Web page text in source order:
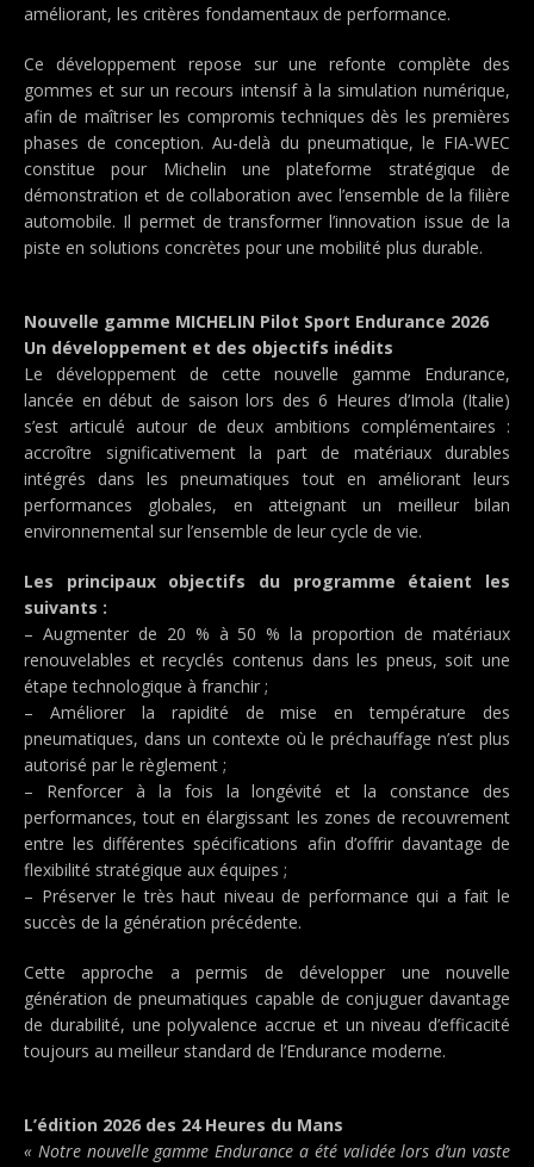
améliorant, les critères fondamentaux de performance.
Ce développement repose sur une refonte complète des
gommes et sur un recours intensif à la simulation numérique,
afin de maîtriser les compromis techniques dès les premières
phases de conception. Au-delà du pneumatique, le FIA-WEC
constitue pour Michelin une plateforme stratégique de
démonstration et de collaboration avec l’ensemble de la filière
automobile. Il permet de transformer l’innovation issue de la
piste en solutions concrètes pour une mobilité plus durable.
Nouvelle gamme MICHELIN Pilot Sport Endurance 2026
Un développement et des objectifs inédits
Le développement de cette nouvelle gamme Endurance,
lancée en début de saison lors des 6 Heures d’Imola (Italie)
s’est articulé autour de deux ambitions complémentaires :
accroître significativement la part de matériaux durables
intégrés dans les pneumatiques tout en améliorant leurs
performances globales, en atteignant un meilleur bilan
environnemental sur l’ensemble de leur cycle de vie.
Les principaux objectifs du programme étaient les
suivants :
– Augmenter de 20 % à 50 % la proportion de matériaux
renouvelables et recyclés contenus dans les pneus, soit une
étape technologique à franchir ;
– Améliorer la rapidité de mise en température des
pneumatiques, dans un contexte où le préchauffage n’est plus
autorisé par le règlement ;
– Renforcer à la fois la longévité et la constance des
performances, tout en élargissant les zones de recouvrement
entre les différentes spécifications afin d’offrir davantage de
flexibilité stratégique aux équipes ;
– Préserver le très haut niveau de performance qui a fait le
succès de la génération précédente.
Cette approche a permis de développer une nouvelle
génération de pneumatiques capable de conjuguer davantage
de durabilité, une polyvalence accrue et un niveau d’efficacité
toujours au meilleur standard de l’Endurance moderne.
L’édition 2026 des 24 Heures du Mans
« Notre nouvelle gamme Endurance a été validée lors d’un vaste